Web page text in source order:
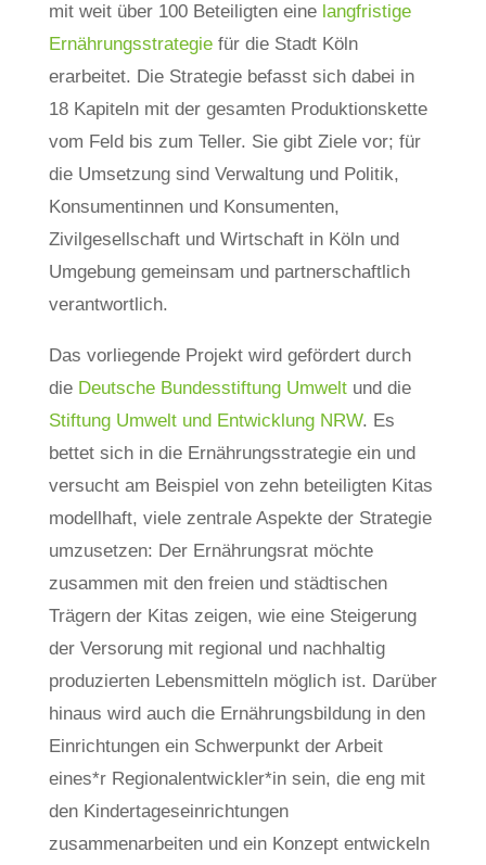
mit weit über 100 Beteiligten einelangfristige
Ernährungsstrategiefür die Stadt Köln
erarbeitet. Die Strategie befasst sich dabei in
18 Kapiteln mit der gesamten Produktionskette
vom Feld bis zum Teller. Sie gibt Ziele vor; für
die Umsetzung sind Verwaltung und Politik,
Konsumentinnen und Konsumenten,
Zivilgesellschaft und Wirtschaft in Köln und
Umgebung gemeinsam und partnerschaftlich
verantwortlich.
Das vorliegende Projekt wird gefördert durch
die Deutsche Bundesstiftung Umweltund die
Stiftung Umwelt und Entwicklung NRW. Es
bettet sich in die Ernährungsstrategie ein und
versucht am Beispiel von zehn beteiligten Kitas
modellhaft, viele zentrale Aspekte der Strategie
umzusetzen: Der Ernährungsrat möchte
zusammen mit den freien und städtischen
Trägern der Kitas zeigen, wie eine Steigerung
der Versorung mit regional und nachhaltig
produzierten Lebensmitteln möglich ist. Darüber
hinaus wird auch die Ernährungsbildung in den
Einrichtungen ein Schwerpunkt der Arbeit
eines*r Regionalentwickler*in sein, die eng mit
den Kindertageseinrichtungen
zusammenarbeiten und ein Konzept entwickeln